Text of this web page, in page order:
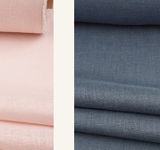
от
на узкие